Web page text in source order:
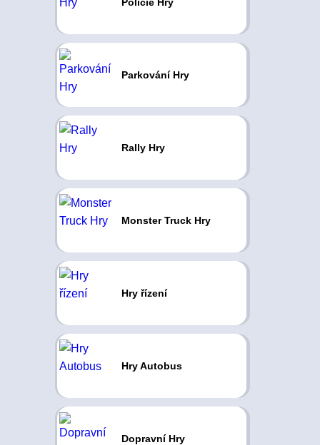
Parkování Hry
Rally Hry
Monster Truck Hry
Hry řízení
Hry Autobus
Dopravní Hry